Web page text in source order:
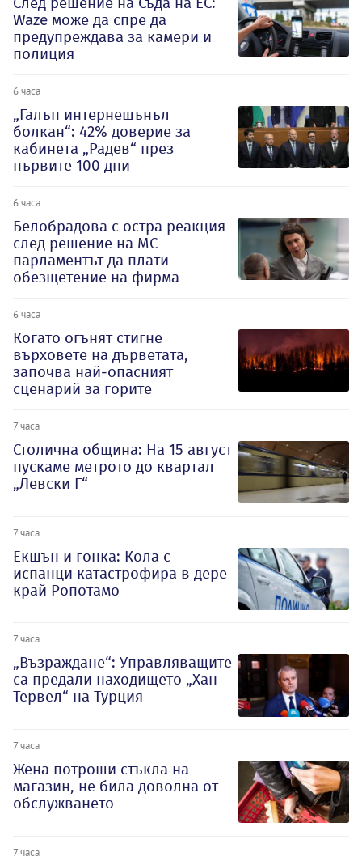
Waze може да спре да
предупреждава за камери и
полиция
6 часа
„Галъп интернешънъл
болкан“: 42% доверие за
кабинета „Радев“ през
първите 100 дни
6 часа
Белобрадова с остра реакция
след решение на МС
парламентът да плати
обезщетение на фирма
6 часа
Когато огънят стигне
върховете на дърветата,
започва най-опасният
сценарий за горите
7 часа
Столична община: На 15 август
пускаме метрото до квартал
„Левски Г“
7 часа
Екшън и гонка: Кола с
испанци катастрофира в дере
край Ропотамо
7 часа
„Възраждане“: Управляващите
са предали находището „Хан
Тервел“ на Турция
7 часа
Жена потроши стъкла на
магазин, не била доволна от
обслужването
7 часа